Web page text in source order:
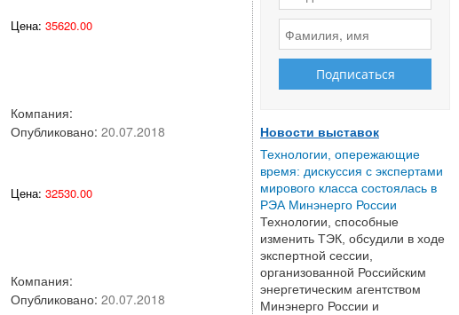
Цена: 35620.00
Компания:
Опубликовано:20.07.2018
Цена: 32530.00
Компания:
Опубликовано:20.07.2018
Новости выставок
Технологии, опережающие
время: дискуссия с экспертами
мирового класса состоялась в
РЭА Минэнерго России
Технологии, способные
изменить ТЭК, обсудили в ходе
экспертной сессии,
организованной Российским
энергетическим агентством
Минэнерго России и